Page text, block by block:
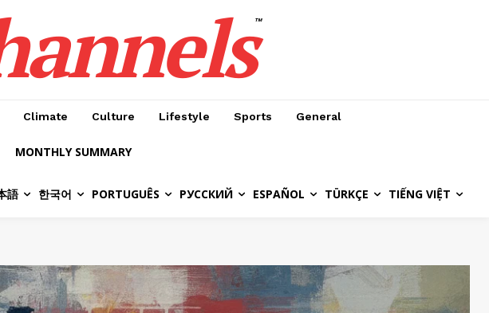
™
Climate Culture Lifestyle Sports General
MONTHLY SUMMARY
語 한국어 PORTUGUÊS РУССКИЙ ESPAÑOL TÜRKÇE TIẾNG VIỆT